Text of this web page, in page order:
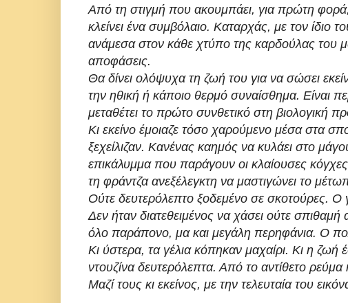
Από τη στιγμή που ακουμπάει, για πρώτη
κλείνει ένα συμβόλαιο. Καταρχάς, με τον ίδιο
ανάμεσα στον κάθε χτύπο της καρδούλας του
αποφάσεις.
Θα δίνει ολόψυχα τη ζωή του για να σώσει
την ηθική ή κάποιο θερμό συναίσθημα. Είναι
μεταθέτει το πρώτο συνθετικό στη βιολογική
Κι εκείνο έμοιαζε τόσο χαρούμενο μέσα στα
ξεχείλιζαν. Κανένας καημός να κυλάει στο
επικάλυμμα που παράγουν οι κλαίουσες
τη φράντζα ανεξέλεγκτη να μαστιγώνει το
Ούτε δευτερόλεπτο ξοδεμένο σε σκοτούρες. Ο
Δεν ήταν διατεθειμένος να χάσει ούτε σπιθαμή
όλο παράπονο, μα και μεγάλη περηφάνια. Ο
Κι ύστερα, τα γέλια κόπηκαν μαχαίρι. Κι η
ντουζίνα δευτερόλεπτα. Από το αντίθετο
Μαζί τους κι εκείνος, με την τελευταία του